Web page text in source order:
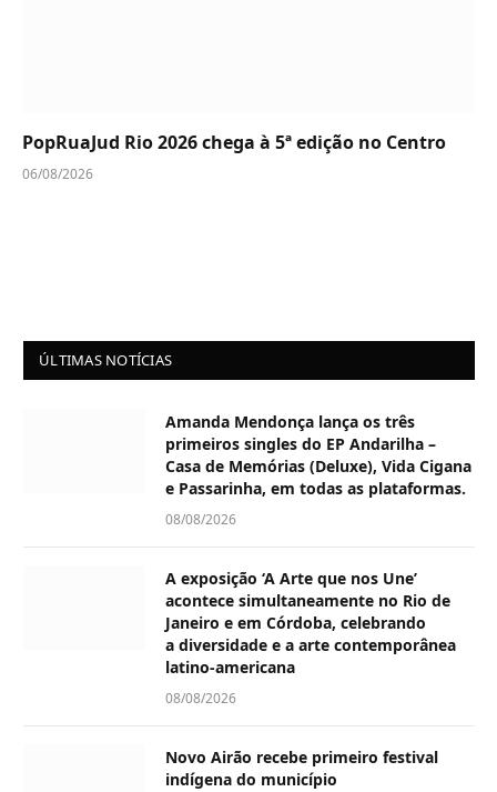
PopRuaJud Rio 2026 chega à 5ª edição no Centro
06/08/2026
ÚLTIMAS NOTÍCIAS
Amanda Mendonça lança os três
primeiros singles do EP Andarilha –
Casa de Memórias (Deluxe), Vida Cigana
e Passarinha, em todas as plataformas.
08/08/2026
A exposição ‘A Arte que nos Une’
acontece simultaneamente no Rio de
Janeiro e em Córdoba, celebrando
a diversidade e a arte contemporânea
latino-americana
08/08/2026
Novo Airão recebe primeiro festival
indígena do município